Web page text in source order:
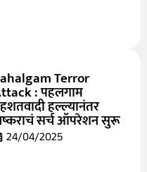
Terror
: पहलगाम
हल्ल्यानंतर
सर्च ऑपरेशन सुरू
24/04/2025